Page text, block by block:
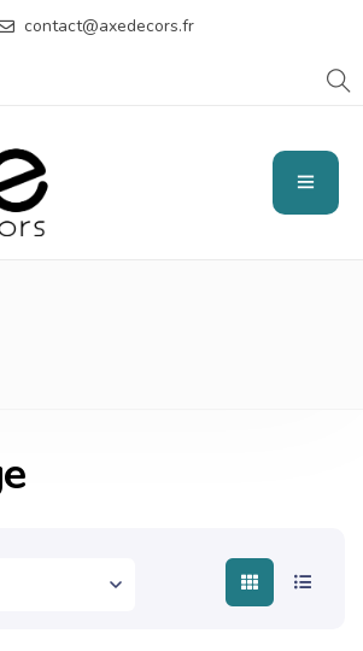
contact@axedecors.fr